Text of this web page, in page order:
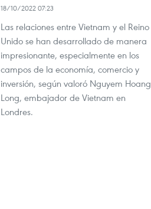
18/10/2022 07:23
Las relaciones entre Vietnam y el Reino
Unido se han desarrollado de manera
impresionante, especialmente en los
campos de la economía, comercio y
inversión, según valoró Nguyem Hoang
Long, embajador de Vietnam en
Londres.